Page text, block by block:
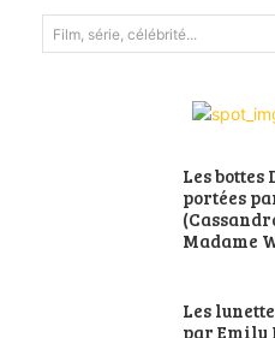
Film, série, célébrité...
Les
portées
Madame
Les
par Emily